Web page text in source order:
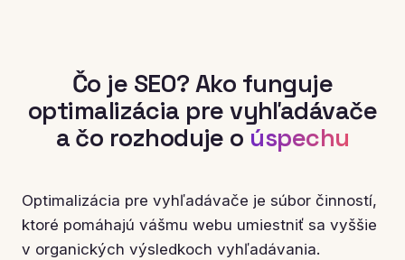
Čo je SEO? Ako funguje
optimalizácia pre vyhľadávače
a čo rozhoduje o úspechu
Optimalizácia pre vyhľadávače je súbor činností,
ktoré pomáhajú vášmu webu umiestniť sa vyššie
v organických výsledkoch vyhľadávania.